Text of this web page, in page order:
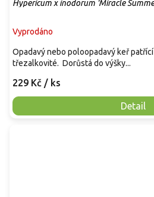
Hypericum x inodorum 'Miracle
Vyprodáno
229 Kč / ks
Detail
Opadavý nebo poloopadavý keř
třezalkovité. Dorůstá do výšky...